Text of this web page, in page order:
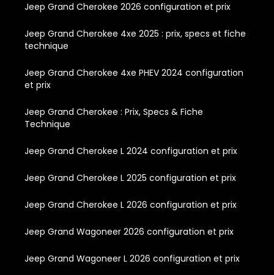
Jeep Grand Cherokee 2026 configuration et prix
Jeep Grand Cherokee 4xe 2025 : prix, specs et fiche
technique
Jeep Grand Cherokee 4xe PHEV 2024 configuration
et prix
Jeep Grand Cherokee : Prix, Specs & Fiche
Technique
Jeep Grand Cherokee L 2024 configuration et prix
Jeep Grand Cherokee L 2025 configuration et prix
Jeep Grand Cherokee L 2026 configuration et prix
Jeep Grand Wagoneer 2026 configuration et prix
Jeep Grand Wagoneer L 2026 configuration et prix